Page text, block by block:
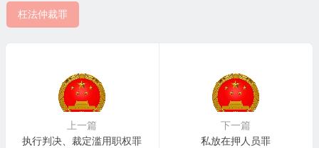
枉法仲裁罪
上一篇
执行判决、裁定滥用职权罪
下一篇
私放在押人员罪